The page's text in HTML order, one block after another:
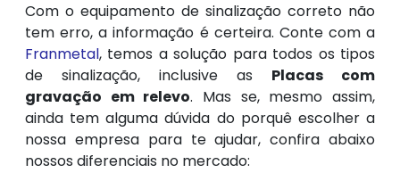
Com o equipamento de sinalização correto não
tem erro, a informação é certeira. Conte com a
Franmetal, temos a solução para todos os tipos
de sinalização, inclusive as Placas com
gravação em relevo. Mas se, mesmo assim,
ainda tem alguma dúvida do porquê escolher a
nossa empresa para te ajudar, confira abaixo
nossos diferenciais no mercado: